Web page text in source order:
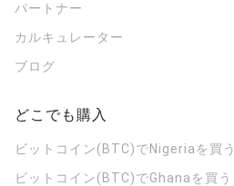
パートナー
カルキュレーター
ブログ
どこでも購入
ビットコイン(BTC)でNigeriaを買う
ビットコイン(BTC)でGhanaを買う